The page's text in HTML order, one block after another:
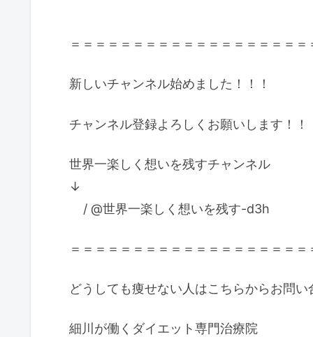
＝＝＝＝＝＝＝＝＝＝＝＝＝＝＝＝＝＝＝
新しいチャンネル始めました！！！
チャンネル登録よろしくお願いします！！
世界一楽しく想いを残すチャンネル
↓
/ @世界一楽しく想いを残す-d3h ​
＝＝＝＝＝＝＝＝＝＝＝＝＝＝＝＝＝＝＝
どうしても痩せない人はこちらからお問
細川が働くダイエット専門治療院